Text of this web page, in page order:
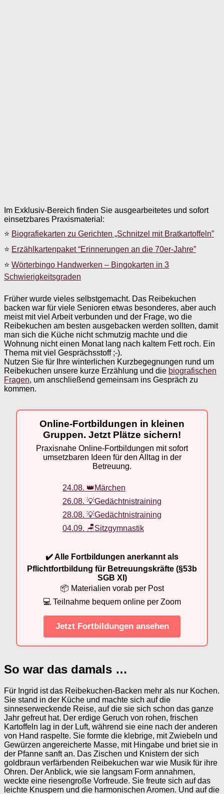
Im Exklusiv-Bereich finden Sie ausgearbeitetes und sofort
einsetzbares Praxismaterial:
⭐ Biografiekarten zu Gerichten „Schnitzel mit Bratkartoffeln”
⭐ Erzählkartenpaket “Erinnerungen an die 70er-Jahre”
⭐ Wörterbingo Handwerken – Bingokarten in 3
Schwierigkeitsgraden
Früher wurde vieles selbstgemacht. Das Reibekuchen
backen war für viele Senioren etwas besonderes, aber auch
meist mit viel Arbeit verbunden und der Frage, wo die
Reibekuchen am besten ausgebacken werden sollten, damit
man sich die Küche nicht schmutzig machte und die
Wohnung nicht einen Monat lang nach kaltem Fett roch. Ein
Thema mit viel Gesprächsstoff ;-).
Nutzen Sie für Ihre winterlichen Kurzbegegnungen rund um
Reibekuchen unsere kurze Erzählung und die biografischen
Fragen, um anschließend gemeinsam ins Gespräch zu
kommen.
Online-Fortbildungen in kleinen
Gruppen. Jetzt Plätze sichern!
Praxisnahe Online-Fortbildungen mit sofort
umsetzbaren Ideen für den Alltag in der
Betreuung.
24.08. 👑Märchen
26.08. 💡Gedächtnistraining
28.08. 💡Gedächtnistraining
04.09. 🪑Sitzgymnastik
✔️ Alle Fortbildungen anerkannt als
Pflichtfortbildung für Betreuungskräfte (§53b
SGB XI)
📦 Materialien vorab per Post
💻 Teilnahme bequem online per Zoom
Jetzt Fortbildungen ansehen
So war das damals …
Für Ingrid ist das Reibekuchen-Backen mehr als nur Kochen.
Sie stand in der Küche und machte sich auf die
sinneserweckende Reise, auf die sie sich schon das ganze
Jahr gefreut hat. Der erdige Geruch von rohen, frischen
Kartoffeln lag in der Luft, während sie eine nach der anderen
von Hand raspelte. Sie formte die klebrige, mit Zwiebeln und
Gewürzen angereicherte Masse, mit Hingabe und briet sie in
der Pfanne sanft an. Das Zischen und Knistern der sich
goldbraun verfärbenden Reibekuchen war wie Musik für ihre
Ohren. Der Anblick, wie sie langsam Form annahmen,
weckte eine riesengroße Vorfreude. Sie freute sich auf das
leichte Knuspern und die harmonischen Aromen. Und auf die